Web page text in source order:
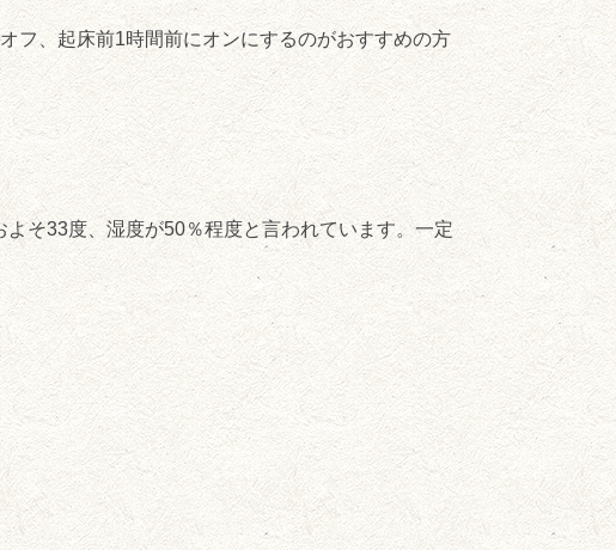
フ、起床前1時間前にオンにするのがおすすめの方
そ33度、湿度が50％程度と言われています。一定